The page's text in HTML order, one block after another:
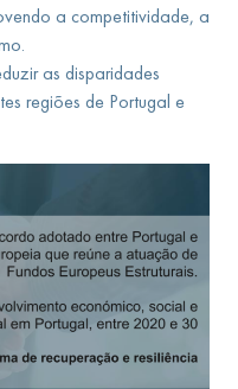
a competitividade, a
as disparidades
regiões de Portugal e